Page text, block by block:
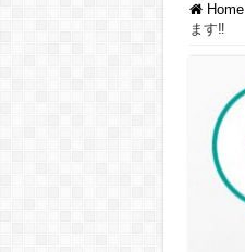
Home
ます‼